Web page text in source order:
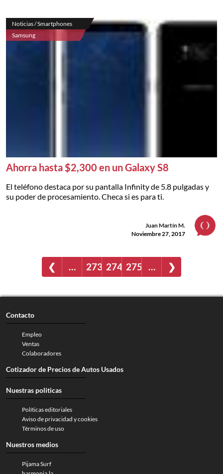
Noticias / Smartphones
Samsung
Ahorra hasta $2,300 en un Galaxy S8
El teléfono destaca por su pantalla Infinity de 5.8 pulgadas y
su poder de procesamiento. Checa si es para ti.
Juan Martín M.
Noviembre 27, 2017
❮ … 273 274 275 … ❯
Contacto
Empleo
Ventas
Colaboradores
Cotizador de Precios de Autos Usados
Nuestras politicas
Políticas editoriales
Aviso de privacidad y cookies
Términos de uso
Nuestros medios
Pijama Surf